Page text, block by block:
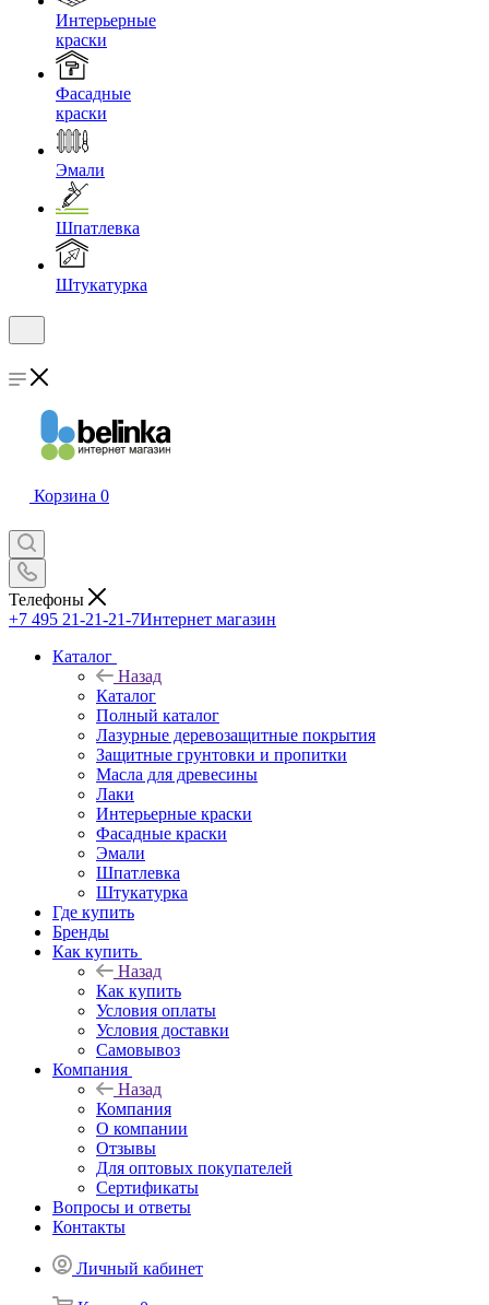
Интерьерные
краски
Фасадные
краски
Эмали
Шпатлевка
Штукатурка
Корзина 0
Телефоны
+7 495 21-21-21-7Интернет магазин
Каталог
Назад
Каталог
Полный каталог
Лазурные деревозащитные покрытия
Защитные грунтовки и пропитки
Масла для древесины
Лаки
Интерьерные краски
Фасадные краски
Эмали
Шпатлевка
Штукатурка
Где купить
Бренды
Как купить
Назад
Как купить
Условия оплаты
Условия доставки
Самовывоз
Компания
Назад
Компания
О компании
Отзывы
Для оптовых покупателей
Сертификаты
Вопросы и ответы
Контакты
Личный кабинет